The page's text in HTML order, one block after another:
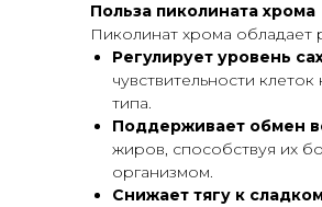
Польза пиколината хрома
Пиколинат хрома обладает
Регулирует уровень
чувствительности
типа.
Поддерживает обмен
жиров, способствуя их
организмом.
Снижает тягу к